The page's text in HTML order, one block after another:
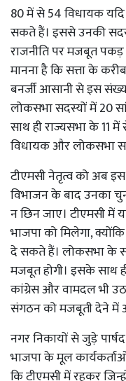
80 में से 54 विधायक यदि
सकते हैं। इससे उनकी
राजनीति पर मजबूत
मानना है कि सत्ता के
बनर्जी आसानी से इस
लोकसभा सदस्यों में 20
साथ ही राज्यसभा के 11
विधायक और लोकसभा
टीएमसी नेतृत्व को अब
विभाजन के बाद उनका
न छिन जाए। टीएमसी में
भाजपा को मिलेगा,
दे सकते हैं। लोकसभा के
मजबूत होगी। इसके साथ
कांग्रेस और वामदल भी
संगठन को मजबूती देने में
नगर निकायों से जुड़े
भाजपा के मूल
कि टीएमसी में रहकर